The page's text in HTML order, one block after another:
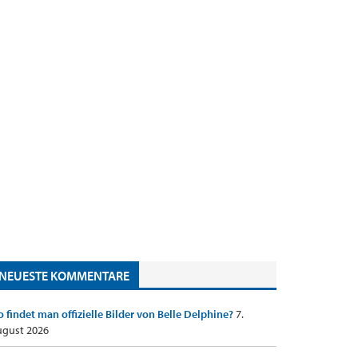
NEUESTE KOMMENTARE
findet man offizielle Bilder von Belle Delphine?7.
2026